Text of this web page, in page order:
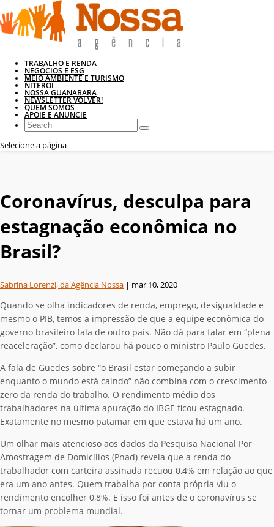
TRABALHO E RENDA
NEGÓCIOS E ESG
MEIO AMBIENTE E TURISMO
NITERÓI
NOSSA GUANABARA
NEWSLETTER VOLVER!
QUEM SOMOS
APOIE E ANUNCIE
Selecione a página
Coronavírus, desculpa para
estagnação econômica no
Brasil?
Sabrina Lorenzi, da Agência Nossa | mar 10, 2020
Quando se olha indicadores de renda, emprego, desigualdade e
mesmo o PIB, temos a impressão de que a equipe econômica do
governo brasileiro fala de outro país. Não dá para falar em “plena
reaceleração”, como declarou há pouco o ministro Paulo Guedes.
A fala de Guedes sobre “o Brasil estar começando a subir
enquanto o mundo está caindo” não combina com o crescimento
zero da renda do trabalho. O rendimento médio dos
trabalhadores na última apuração do IBGE ficou estagnado.
Exatamente no mesmo patamar em que estava há um ano.
Um olhar mais atencioso aos dados da Pesquisa Nacional Por
Amostragem de Domicílios (Pnad) revela que a renda do
trabalhador com carteira assinada recuou 0,4% em relação ao que
era um ano antes. Quem trabalha por conta própria viu o
rendimento encolher 0,8%. E isso foi antes de o coronavírus se
tornar um problema mundial.